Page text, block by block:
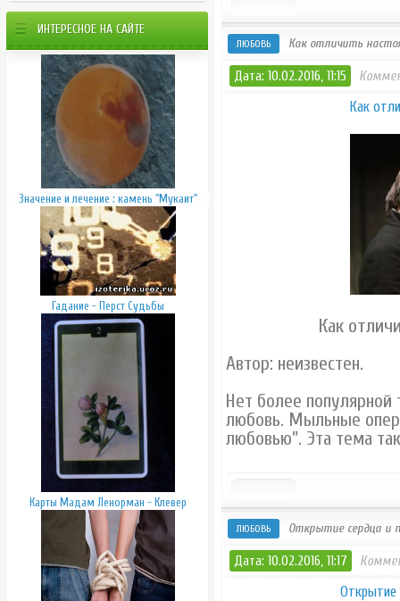
ИНТЕРЕСНОЕ НА САЙТЕ
Значение и лечение : камень "Мукаит"
Гадание - Перст Судьбы
Карты Мадам Ленорман - Клевер
ЛЮБОВЬ Как отличить
Дата: 10.02.2016, 11:15
Как
Как
Автор: неизвестен.
Нет более
любовь. Мыльные
любовью". Эта тема
ЛЮБОВЬ Открытие сердца и
Дата: 10.02.2016, 11:17
Открытие